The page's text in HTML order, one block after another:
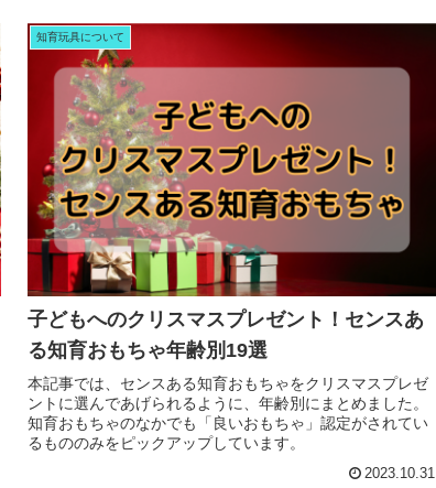
知育玩具について
子どもへのクリスマスプレゼント！センスあ
る知育おもちゃ年齢別19選
本記事では、センスある知育おもちゃをクリスマスプレゼ
ントに選んであげられるように、年齢別にまとめました。
知育おもちゃのなかでも「良いおもちゃ」認定がされてい
るもののみをピックアップしています。
2023.10.31